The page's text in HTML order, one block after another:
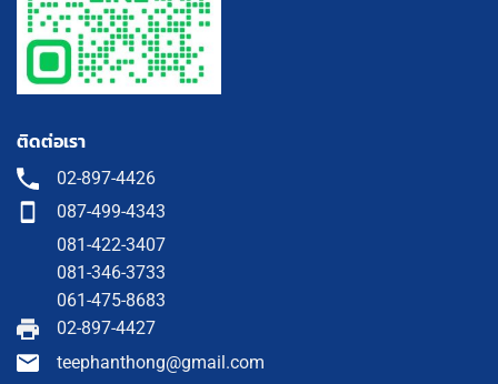
ติดต่อเรา
02-897-4426
087-499-4343
081-422-3407
081-346-3733
061-475-8683
02-897-4427
teephanthong@gmail.com